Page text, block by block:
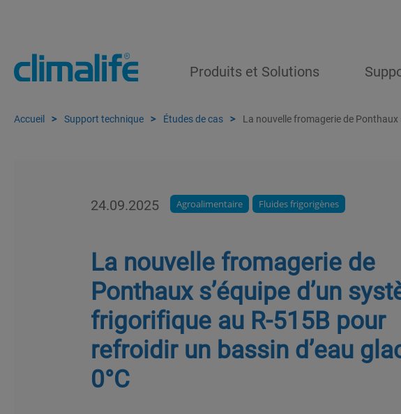
Produits et Solutions
Accueil Support technique Études de cas La nouvelle fromagerie de Ponthaux
24.09.2025 Agroalimentaire Fluides frigorigènes
La nouvelle fromagerie de
Ponthaux s’équipe d’un
frigorifique au R-515B pour
refroidir un bassin d’eau
0°C